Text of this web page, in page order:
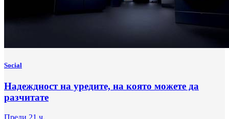
Social
Надеждност на уредите, на която можете да
разчитате
Преди 21 ч.